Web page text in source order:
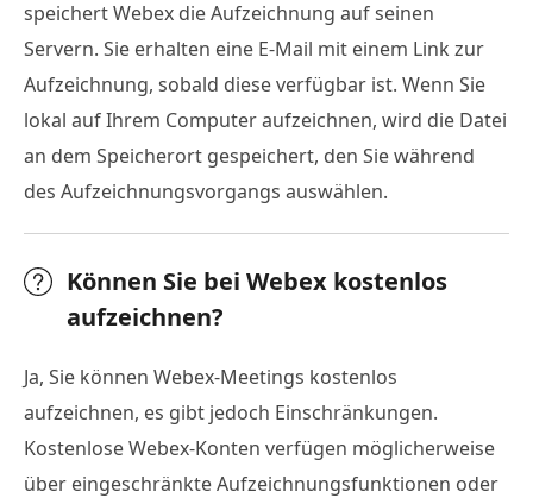
speichert Webex die Aufzeichnung auf seinen
Servern. Sie erhalten eine E-Mail mit einem Link zur
Aufzeichnung, sobald diese verfügbar ist. Wenn Sie
lokal auf Ihrem Computer aufzeichnen, wird die Datei
an dem Speicherort gespeichert, den Sie während
des Aufzeichnungsvorgangs auswählen.
Können Sie bei Webex kostenlos
aufzeichnen?
Ja, Sie können Webex-Meetings kostenlos
aufzeichnen, es gibt jedoch Einschränkungen.
Kostenlose Webex-Konten verfügen möglicherweise
über eingeschränkte Aufzeichnungsfunktionen oder